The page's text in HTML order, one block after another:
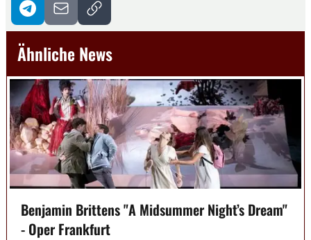
Ähnliche News
Benjamin Brittens "A Midsummer Night’s Dream"
- Oper Frankfurt